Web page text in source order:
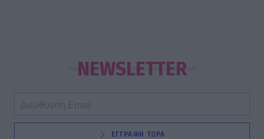
NEWSLETTER
ΕΓΓΡΑΦΗ ΤΩΡΑ